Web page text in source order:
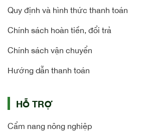
Quy định và hình thức thanh toán
Chính sách hoàn tiền, đổi trả
Chính sách vận chuyển
Hướng dẫn thanh toán
HỖ TRỢ
Cẩm nang nông nghiệp